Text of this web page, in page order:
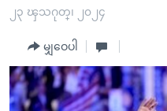
ပင်မ
ကျော်
ကြည့်
အစ္စရေး-ပါလက်စတိုင်း
အင်္ဂလိပ်စာလေ့လာမယ်
အမေရိကန်သုံးအီဒီယံ
အပတ်စဉ်ကဏ္ဍများ
၂၃ ၾသဂုတ္၊ ၂၀၂၄
မျှဝေပါ